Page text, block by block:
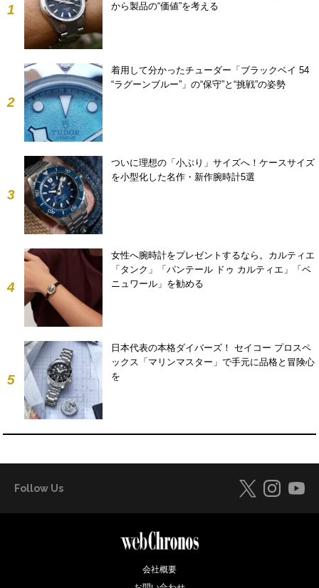
1
から製品の“価値”を考える
2
着用して分かったチューダー「ブラックベイ 54
“ラグーンブルー”」の“保守”と“挑戦”の姿勢
3
ついに理想の「小ぶり」サイズへ！ケースサイズ
を小型化した名作・新作腕時計5選
4
女性へ腕時計をプレゼントするなら。カルティエ
「タンク」「パンテール ドゥ カルティエ」「ベ
ニュワール」を勧める
5
日本代表の本格ダイバーズ！ セイコー プロスペ
ックス「マリンマスター」で手元に品格と冒険心
を
Follow Us
会社概要